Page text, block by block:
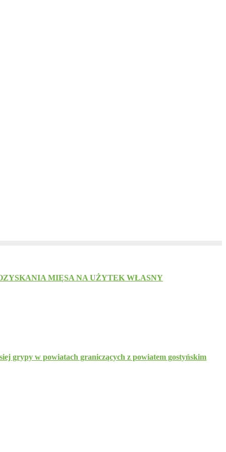
MIĘSA NA UŻYTEK WŁASNY
grypy w powiatach graniczących z powiatem gostyńskim